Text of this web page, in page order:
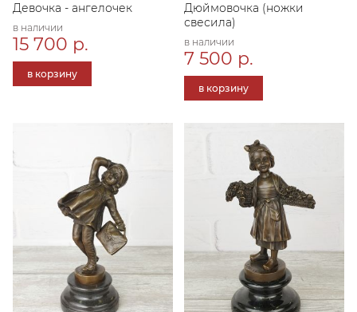
Девочка - ангелочек
в наличии
15 700 р.
в корзину
Дюймовочка (ножки
свесила)
в наличии
7 500 р.
в корзину